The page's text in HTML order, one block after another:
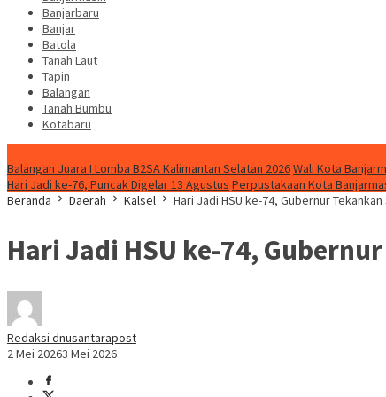
Banjarbaru
Banjar
Batola
Tanah Laut
Tapin
Balangan
Tanah Bumbu
Kotabaru
Balangan Juara I Lomba B2SA Kalimantan Selatan 2026Wali Kota
Hari Jadi ke-76, Puncak Digelar 13 Agustus Perpustakaan Kota
Beranda
Daerah Kalsel Hari Jadi HSU ke-74, Gubernur
Hari Jadi HSU ke-74,
Redaksi dnusantarapost
2 Mei 20263 Mei 2026